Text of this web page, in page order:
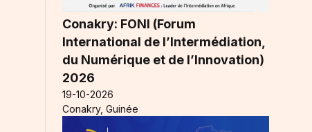
Conakry: FONI (Forum
International de l’Intermédiation,
du Numérique et de l’Innovation)
2026
19-10-2026
Conakry, Guinée